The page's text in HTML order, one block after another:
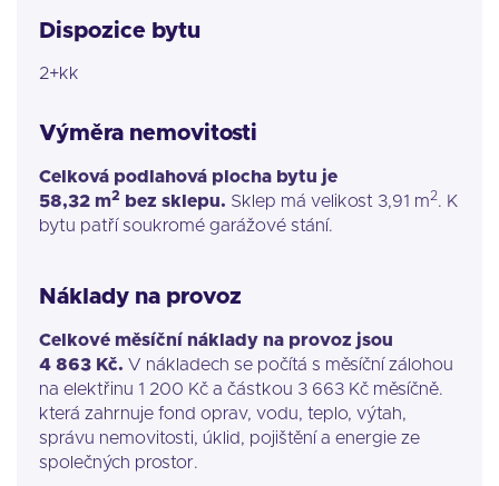
Dispozice bytu
2+kk
Výměra nemovitosti
Celková podlahová plocha bytu je
58,32 m2 bez sklepu. Sklep má velikost 3,91 m2. K
bytu patří soukromé garážové stání.
Náklady na provoz
Celkové měsíční náklady na provoz jsou
4 863 Kč. V nákladech se počítá s měsíční zálohou
na elektřinu 1 200 Kč a částkou 3 663 Kč měsíčně.
která zahrnuje fond oprav, vodu, teplo, výtah,
správu nemovitosti, úklid, pojištění a energie ze
společných prostor.